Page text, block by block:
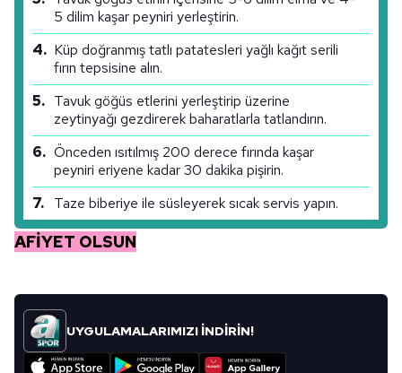
toplumu hizmetlerinin sunulması amacıyla
kullanılmaktadır. Diğer çerezler, sitemizin daha işlevsel
kılınması ve kişiselleştirilmesi ve sizlere yönelik
reklam/pazarlama faaliyetlerinin yapılması, amaçlarıyla
sınırlı olarak açık rızanız dahilinde kullanılacaktır.
Çerezlere ilişkin tercihlerinizi aşağıda yer alan panel
vasıtasıyla belirleyebilirsiniz. Çerezlere ilişkin detaylı bilgi
için Ayarlar butonuna tıklayabilir,Çerez Bilgilendirme
Metnimiziziyaret edebilirsiniz.
6698 sayılı Kişisel Verilerin Korunması Kanunu uyarınca
almak için lütfen
5 dilim kaşar peyniri yerleştirin.
Küp doğranmış tatlı patatesleri yağlı kağıt serili
fırın tepsisine alın.
Tavuk göğüs etlerini yerleştirip üzerine
zeytinyağı gezdirerek baharatlarla tatlandırın.
Önceden ısıtılmış 200 derece fırında kaşar
peyniri eriyene kadar 30 dakika pişirin.
Taze biberiye ile süsleyerek sıcak servis yapın.
AFİYET OLSUN
UYGULAMALARIMIZI İNDİRİN!